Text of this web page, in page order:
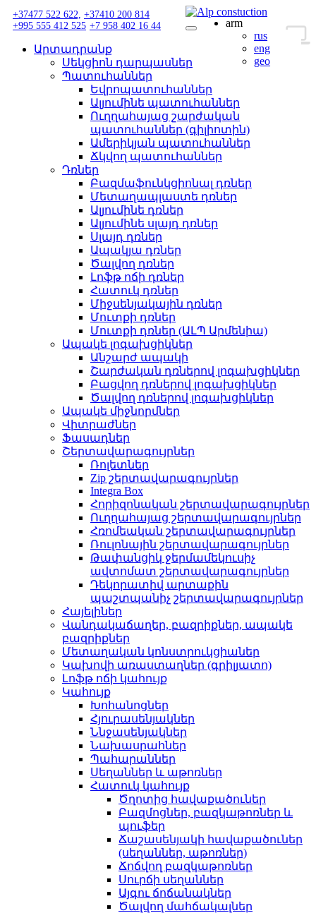
arm
rus
eng
geo
+37477 522 622, +37410 200 814
+995 555 412 525 +7 958 402 16 44
Toggle
Արտադրանք
Սեկցիոն դարպասներ
Պատուհաններ
Եվրոպատուհաններ
Ալյումինե պատուհաններ
Ուղղահայաց շարժական
պատուհաններ (գիլիոտին)
Ամերիկյան պատուհաններ
Ճկվող պատուհաններ
Դռներ
Բազմաֆունկցիոնալ դռներ
Մետաղապլաստե դռներ
Ալյումինե դռներ
Ալյումինե սլայդ դռներ
Սլայդ դռներ
Ապակյա դռներ
Ծալվող դռներ
Լոֆթ ոճի դռներ
Հատուկ դռներ
Միջսենյակային դռներ
Մուտքի դռներ
Մուտքի դռներ (ԱԼՊ Արմենիա)
Ապակե լոգախցիկներ
Անշարժ ապակի
Շարժական դռներով լոգախցիկներ
Բացվող դռներով լոգախցիկներ
Ծալվող դռներով լոգախցիկներ
Ապակե միջնորմներ
Վիտրաժներ
Ֆասադներ
Շերտավարագույրներ
Ռոլետներ
Zip շերտավարագույրներ
Integra Box
Հորիզոնական շերտավարագույրներ
Ուղղահայաց շերտավարագույրներ
Հռոմեական շերտավարագույրներ
Ռուլոնային շերտավարագույրներ
Թափանցիկ ջերմամեկուսիչ
ավտոմատ շերտավարագույրներ
Դեկորատիվ արտաքին
պաշտպանիչ շերտավարագույրներ
Հայելիներ
Վանդակաճաղեր, բազրիքներ, ապակե
բազրիքներ
Մետաղական կոնստրուկցիաներ
Կախովի առաստաղներ (գրիլյատո)
Լոֆթ ոճի կահույք
Կահույք
Խոհանոցներ
Հյուրասենյակներ
Ննջասենյակներ
Նախասրահներ
Պահարաններ
Սեղաններ և աթոռներ
Հատուկ կահույք
Ծղոտից հավաքածուներ
Բազմոցներ, բազկաթոռներ և
պուֆեր
Ճաշասենյակի հավաքածուներ
(սեղաններ, աթոռներ)
Ճոճվող բազկաթոռներ
Սուրճի սեղաններ
Այգու ճոճանակներ
Ծալվող մահճակալներ